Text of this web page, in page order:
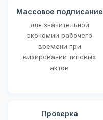
Массовое подписание
для значительной
экономии рабочего
времени при
визировании типовых
актов
Проверка